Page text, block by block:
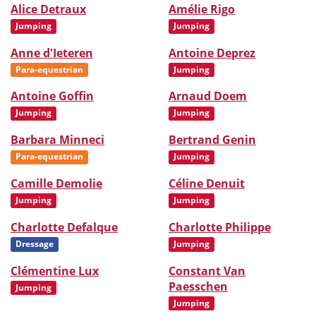
Alice Detraux
Jumping
Amélie Rigo
Jumping
Anne d'Ieteren
Para-equestrian
Antoine Deprez
Jumping
Antoine Goffin
Jumping
Arnaud Doem
Jumping
Barbara Minneci
Para-equestrian
Bertrand Genin
Jumping
Camille Demolie
Jumping
Céline Denuit
Jumping
Charlotte Defalque
Dressage
Charlotte Philippe
Jumping
Clémentine Lux
Jumping
Constant Van
Paesschen
Jumping